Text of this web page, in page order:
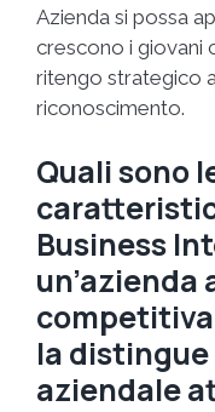
Azienda si possa
crescono i giovani
ritengo strategico
riconoscimento.
Quali sono
Business
la
aziendale